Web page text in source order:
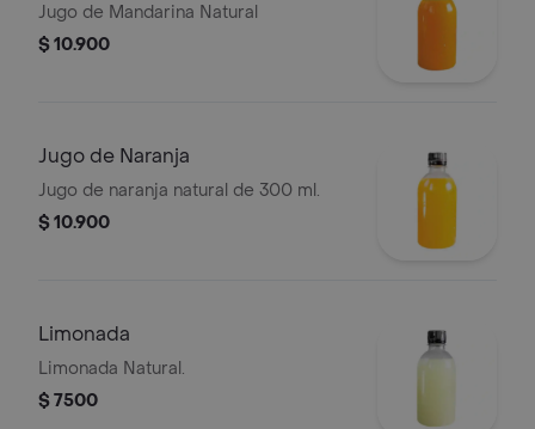
Jugo de Mandarina Natural
$ 10.900
Jugo de Naranja
Jugo de naranja natural de 300 ml.
$ 10.900
Limonada
Limonada Natural.
$ 7500